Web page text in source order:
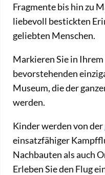
Fragmente bis hin zu
liebevoll bestickten
geliebten Menschen.
Markieren Sie in
bevorstehenden
Museum, die der
werden.
Kinder werden von der
einsatzfähiger
Nachbauten als auch
Erleben Sie den Flug